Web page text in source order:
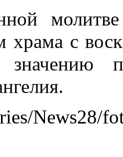
храма с
значению
News28/